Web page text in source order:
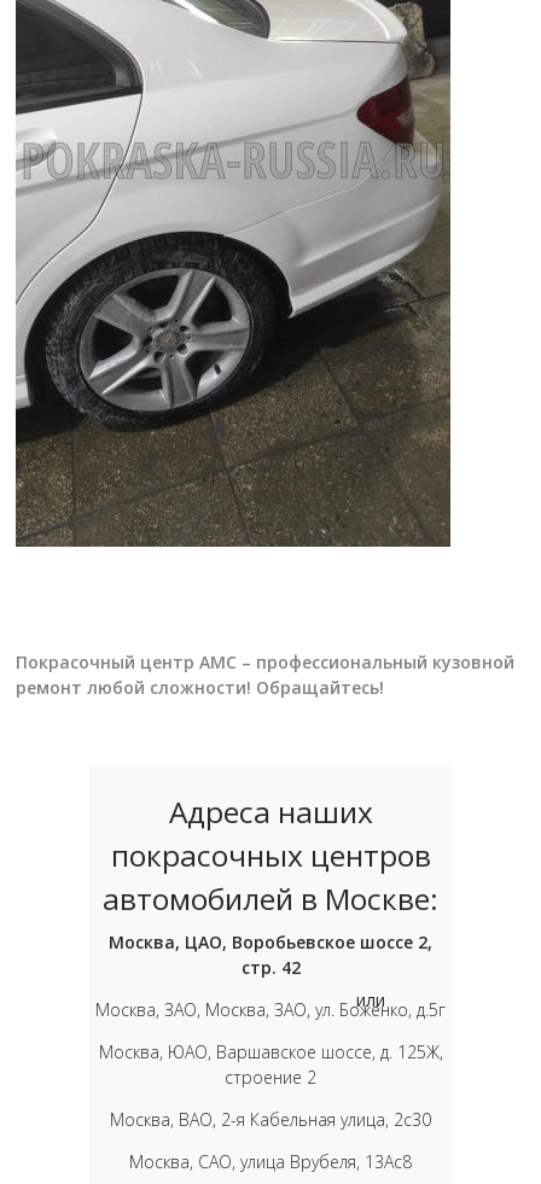
Покрасочный центр АМС – профессиональный кузовной
ремонт любой сложности! Обращайтесь!
Адреса наших
покрасочных центров
автомобилей в Москве:
Москва, ЦАО, Воробьевское шоссе 2,
стр. 42
Москва, ЗАО, Москва, ЗАО, ул. Боженко, д.5г
Москва, ЮАО, Варшавское шоссе, д. 125Ж,
строение 2
Москва, ВАО, 2-я Кабельная улица, 2с30
Москва, САО, улица Врубеля, 13Ас8
или